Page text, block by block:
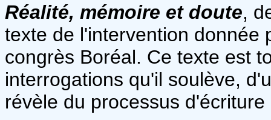
Réalité, mémoire et doute,
texte de l'intervention donnée
congrès Boréal. Ce texte est
interrogations qu'il soulève,
révèle du processus